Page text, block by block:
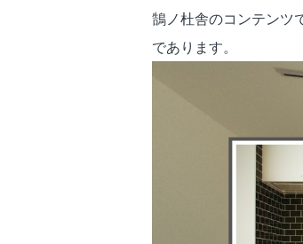
鵠ノ杜舎のコンテンツ
であります。